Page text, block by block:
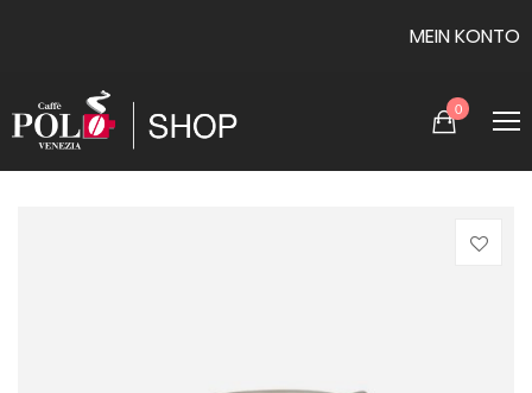
MEIN KONTO
0